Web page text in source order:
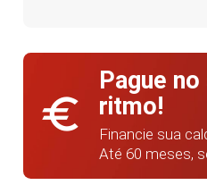
euro
Pague
ritmo!
Financie sua
Até 60 meses,